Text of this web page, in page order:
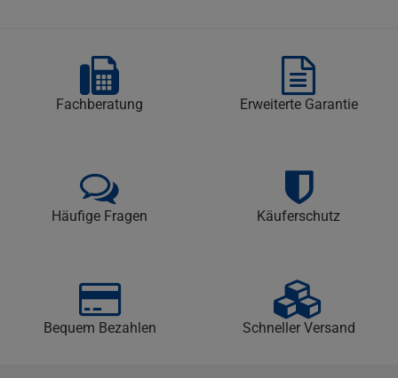
Fachberatung Erweiterte Garantie
Häufige Fragen Käuferschutz
Bequem Bezahlen Schneller Versand